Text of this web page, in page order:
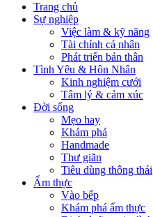
Trang chủ
Sự nghiệp
Việc làm & kỹ năng
Tài chính cá nhân
Phát triển bản thân
Tình Yêu & Hôn Nhân
Kinh nghiệm cưới
Tâm lý & cảm xúc
Đời sống
Mẹo hay
Khám phá
Handmade
Thư giãn
Tiêu dùng thông thái
Ẩm thực
Vào bếp
Khám phá ẩm thực